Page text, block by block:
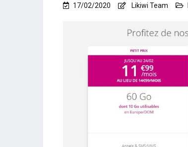
17/02/2020 Likiwi Team